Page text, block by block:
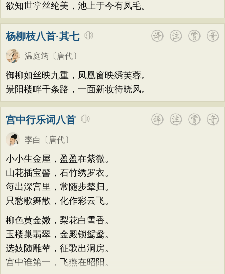
欲知世掌丝纶美，池上于今有凤毛。
杨柳枝八首·其七
温庭筠 〔唐代〕
御柳如丝映九重，凤凰窗映绣芙蓉。
景阳楼畔千条路，一面新妆待晓风。
宫中行乐词八首
李白 〔唐代〕
小小生金屋，盈盈在紫微。
山花插宝髻，石竹绣罗衣。
每出深宫里，常随步辇归。
只愁歌舞散，化作彩云飞。
柳色黄金嫩，梨花白雪香。
玉楼巢翡翠，金殿锁鸳鸯。
选妓随雕辇，征歌出洞房。
宫中谁第一，飞燕在昭阳。